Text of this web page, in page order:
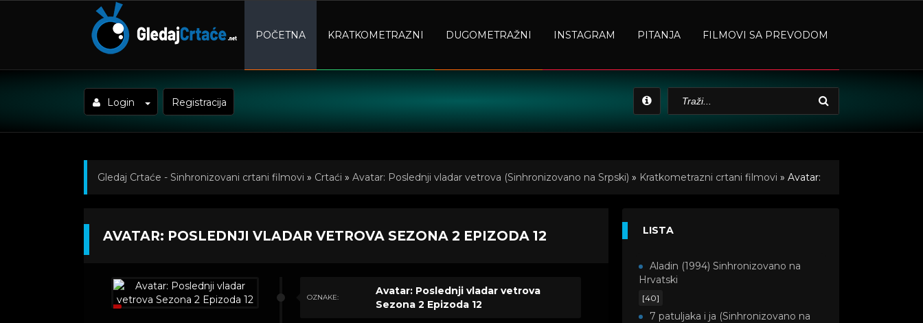
POČETNA KRATKOMETRAZNI DUGOMETRAŽNI INSTAGRAM PITANJA FILMOVI SA PREVODOM
Login Registracija
Gledaj Crtaće - Sinhronizovani crtani filmovi » Crtaći » Avatar: Poslednji vladar vetrova (Sinhronizovano na Srpski) » Kratkometrazni crtani filmovi » Avatar:
AVATAR: POSLEDNJI VLADAR VETROVA SEZONA 2 EPIZODA 12
OZNAKE:
Avatar: Poslednji vladar vetrova
Sezona 2 Epizoda 12
LISTA
Aladin (1994) Sinhronizovano na
Hrvatski
[40]
7 patuljaka i ja (Sinhronizovano na